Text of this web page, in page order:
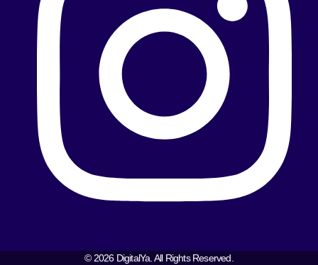
© 2026 DigitalYa. All Rights Reserved.